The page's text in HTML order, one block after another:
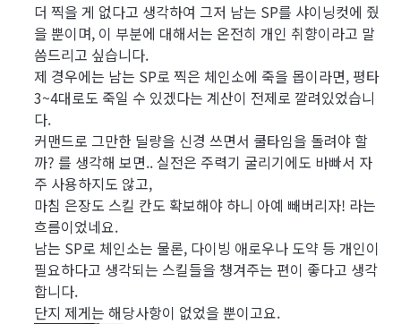
더 찍을 게 없다고 생각하여 그저 남는 SP를 샤이닝컷에 줬
을 뿐이며, 이 부분에 대해서는 온전히 개인 취향이라고 말
씀드리고 싶습니다.
제 경우에는 남는 SP로 찍은 체인소에 죽을 몹이라면, 평타
3~4대로도 죽일 수 있겠다는 계산이 전제로 깔려있었습니
다.
커맨드로 그만한 딜량을 신경 쓰면서 쿨타임을 돌려야 할
까? 를 생각해 보면.. 실전은 주력기 굴리기에도 바빠서 자
주 사용하지도 않고,
마침 은장도 스킬 칸도 확보해야 하니 아예 빼버리자! 라는
흐름이었네요.
남는 SP로 체인소는 물론, 다이빙 애로우나 도약 등 개인이
필요하다고 생각되는 스킬들을 챙겨주는 편이 좋다고 생각
합니다.
단지 제게는 해당사항이 없었을 뿐이고요.